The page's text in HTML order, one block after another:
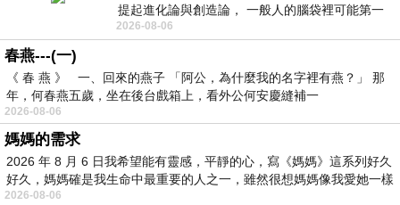
提起進化論與創造論， 一般人的腦袋裡可能第一
時間就有「 進化論很科
2026-08-06
春燕---(一)
《 春 燕 》 一、回來的燕子 「阿公，為什麼我的名字裡有燕？」 那
年，何春燕五歲，坐在後台戲箱上，看外公何安慶縫補一
2026-08-06
媽媽的需求
2026 年 8 月 6 日我希望能有靈感，平靜的心，寫《媽媽》這系列好久
好久，媽媽確是我生命中最重要的人之一，雖然很想媽媽像我愛她一樣
2026-08-06